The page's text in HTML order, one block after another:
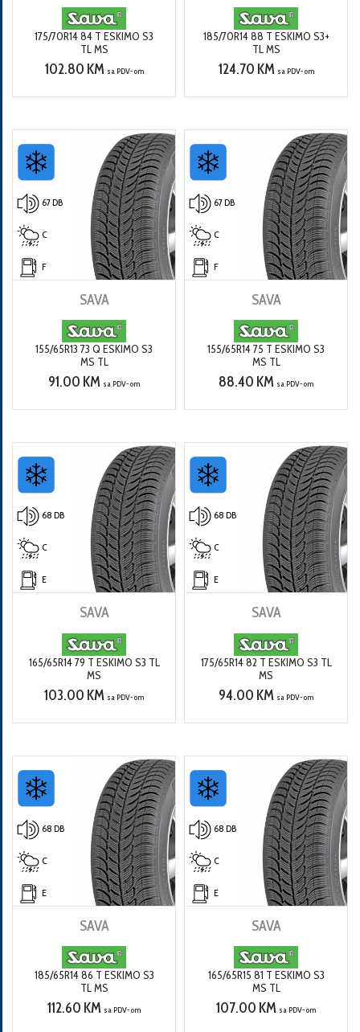
175/70R14 84 T ESKIMO S3
TL MS
102.80 KM sa PDV-om
185/70R14 88 T ESKIMO S3+
TL MS
124.70 KM sa PDV-om
67 DB
C
F
SAVA
155/65R13 73 Q ESKIMO S3
MS TL
91.00 KM sa PDV-om
67 DB
C
F
SAVA
155/65R14 75 T ESKIMO S3
MS TL
88.40 KM sa PDV-om
68 DB
C
E
SAVA
165/65R14 79 T ESKIMO S3 TL
MS
103.00 KM sa PDV-om
68 DB
C
E
SAVA
175/65R14 82 T ESKIMO S3 TL
MS
94.00 KM sa PDV-om
68 DB
C
E
SAVA
185/65R14 86 T ESKIMO S3
TL MS
112.60 KM sa PDV-om
68 DB
C
E
SAVA
165/65R15 81 T ESKIMO S3
MS TL
107.00 KM sa PDV-om